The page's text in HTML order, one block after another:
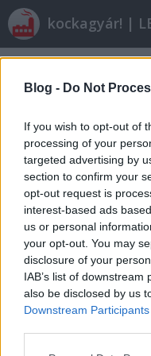
Blog - Do Not
If you wish to opt-out of
processing of your
targeted advertising by
section to confirm your
opt-out request is
interest-based ads
us or personal
your opt-out. You may
disclosure of your
IAB’s list of
also be disclosed by us
Downstream Participants
Címkék»9688
töltőállomások
ainex•2011. február 20.
Volt már itt
témában:
vendégeskedőleg
autókról,
gondoltam hát,
magamnak az
Szelet fog,